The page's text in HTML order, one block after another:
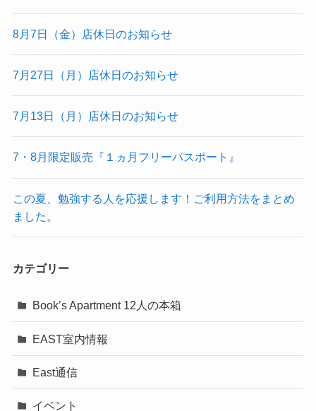
8月7日（金）店休日のお知らせ
7月27日（月）店休日のお知らせ
7月13日（月）店休日のお知らせ
7・8月限定販売『１ヵ月フリーパスポート』
この夏、勉強する人を応援します！ご利用方法をまとめ
ました。
カテゴリー
Book’s Apartment 12人の本箱
EAST室内情報
East通信
イベント